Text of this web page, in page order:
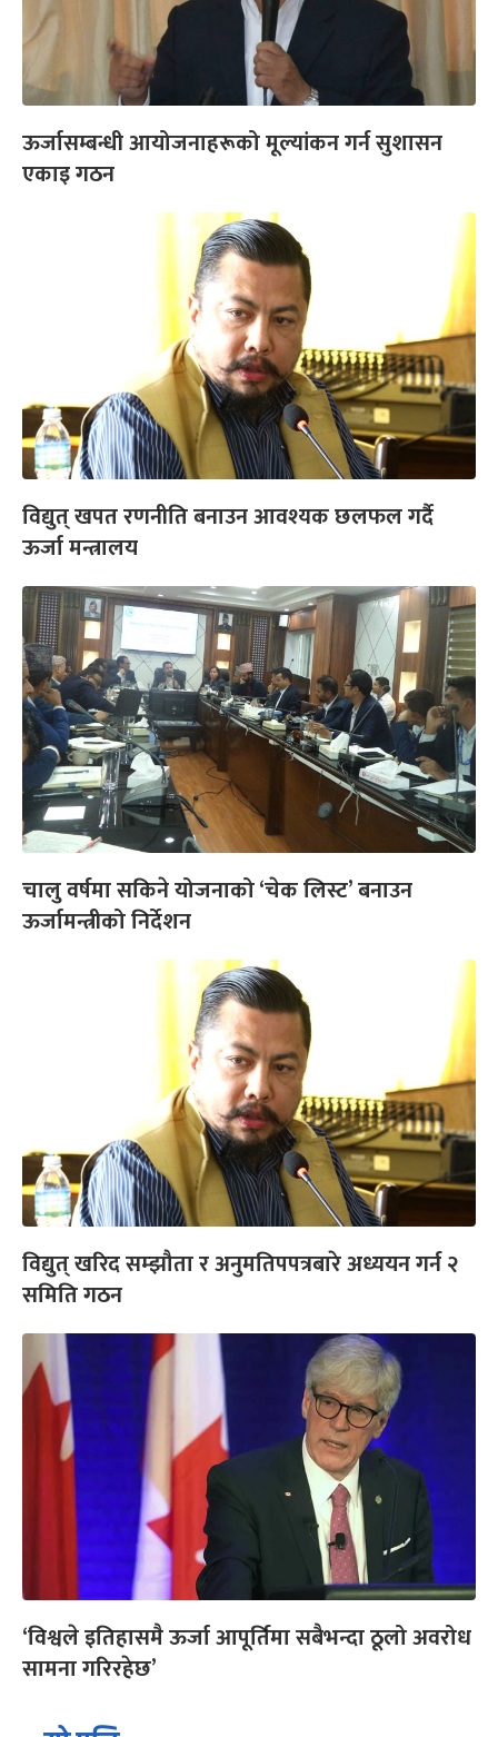
ऊर्जासम्बन्धी आयोजनाहरूको मूल्यांकन गर्न सुशासन
एकाइ गठन
विद्युत् खपत रणनीति बनाउन आवश्यक छलफल गर्दै
ऊर्जा मन्त्रालय
चालु वर्षमा सकिने योजनाको ‘चेक लिस्ट’ बनाउन
ऊर्जामन्त्रीको निर्देशन
विद्युत् खरिद सम्झौता र अनुमतिपपत्रबारे अध्ययन गर्न २
समिति गठन
‘विश्वले इतिहासमै ऊर्जा आपूर्तिमा सबैभन्दा ठूलो अवरोध
सामना गरिरहेछ’